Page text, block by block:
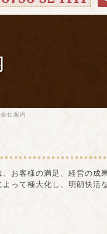
社案内
お客様の満足、経営の成
って極大化し、明朗快活